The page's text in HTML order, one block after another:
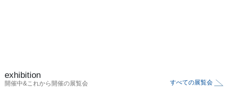
exhibition
開催中&これから開催の展覧会 すべての展覧会